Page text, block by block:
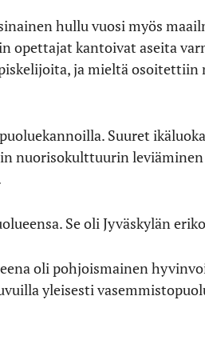
hullu vuosi myös
opettajat kantoivat aseita
ja mieltä
Suuret
nuorisokulttuurin
Se oli Jyväskylän
oli pohjoismainen
yleisesti